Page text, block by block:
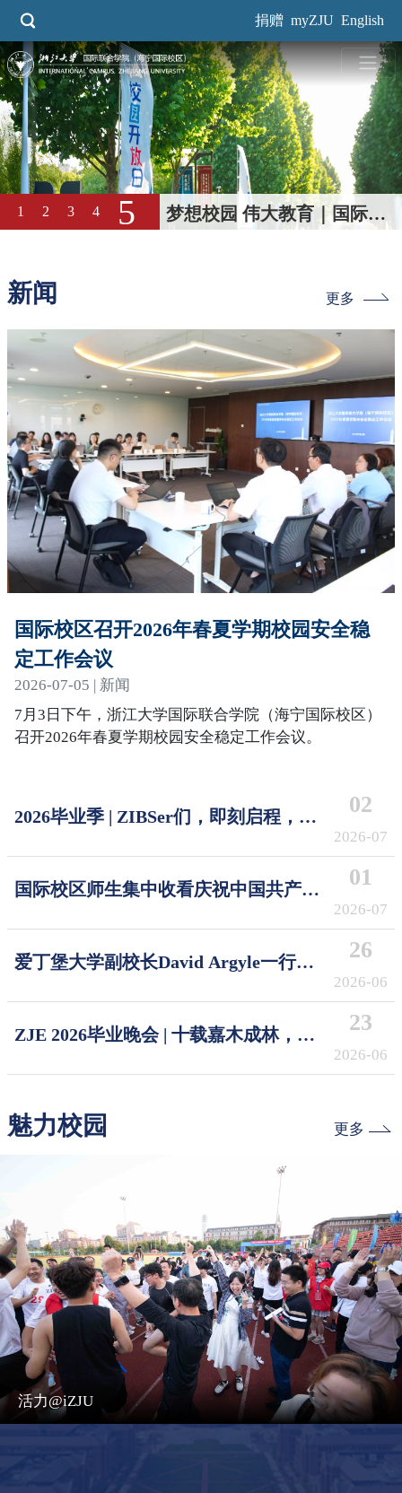
到
主
要
内
容
捐赠 myZJU English
三连冠！国际校区学子成功卫
冕浙大本科生男篮“三好杯”冠
1 2 3 4 5
新闻 更多
国际校区召开2026年春夏学期校园安全稳
定工作会议
2026-07-05 | 新闻
7月3日下午，浙江大学国际联合学院（海宁国际校区）
召开2026年春夏学期校园安全稳定工作会议。
2026毕业季 | ZIBSer们，即刻启程，破
02
2026-07
国际校区师生集中收看庆祝中国共产党
01
2026-07
爱丁堡大学副校长David Argyle一行访
26
2026-06
ZJE 2026毕业晚会 | 十载嘉木成林，今
23
2026-06
魅力校园 更多
活力@iZJU